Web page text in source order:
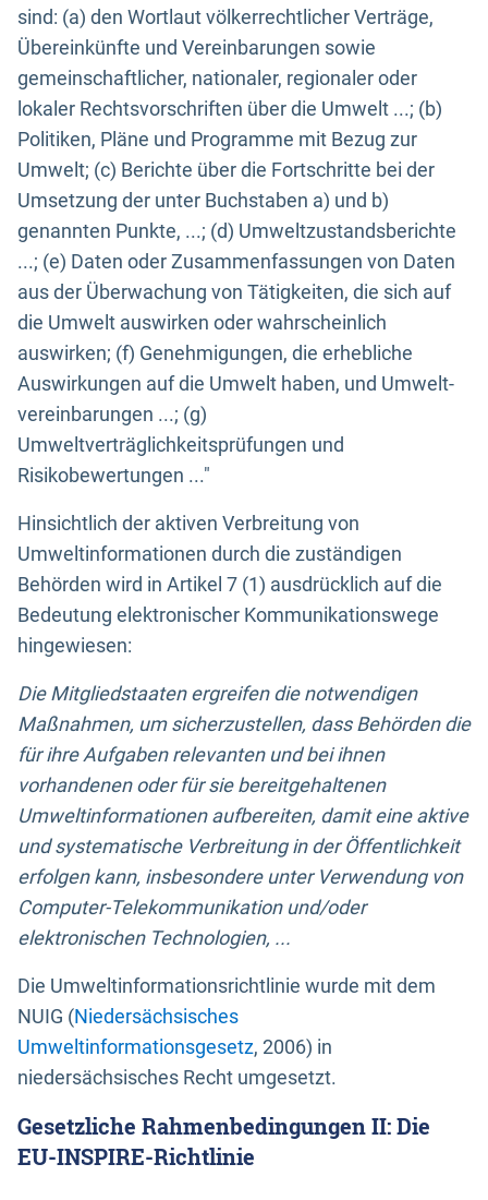
sind: (a) den Wortlaut völkerrechtlicher Verträge,
Übereinkünfte und Vereinbarungen sowie
gemeinschaftlicher, nationaler, regionaler oder
lokaler Rechtsvorschriften über die Umwelt ...; (b)
Politiken, Pläne und Programme mit Bezug zur
Umwelt; (c) Berichte über die Fortschritte bei der
Umsetzung der unter Buchstaben a) und b)
genannten Punkte, ...; (d) Umweltzustandsberichte
...; (e) Daten oder Zusammenfassungen von Daten
aus der Überwachung von Tätigkeiten, die sich auf
die Umwelt auswirken oder wahrscheinlich
auswirken; (f) Genehmigungen, die erhebliche
Auswirkungen auf die Umwelt haben, und Umwelt-
vereinbarungen ...; (g)
Umweltverträglichkeitsprüfungen und
Risikobewertungen ..."
Hinsichtlich der aktiven Verbreitung von
Umweltinformationen durch die zuständigen
Behörden wird in Artikel 7 (1) ausdrücklich auf die
Bedeutung elektronischer Kommunikationswege
hingewiesen:
Die Mitgliedstaaten ergreifen die notwendigen
Maßnahmen, um sicherzustellen, dass Behörden die
für ihre Aufgaben relevanten und bei ihnen
vorhandenen oder für sie bereitgehaltenen
Umweltinformationen aufbereiten, damit eine aktive
und systematische Verbreitung in der Öffentlichkeit
erfolgen kann, insbesondere unter Verwendung von
Computer-Telekommunikation und/oder
elektronischen Technologien, ...
Die Umweltinformationsrichtlinie wurde mit dem
NUIG (Niedersächsisches
Umweltinformationsgesetz, 2006) in
niedersächsisches Recht umgesetzt.
Gesetzliche Rahmenbedingungen II: Die
EU-INSPIRE-Richtlinie